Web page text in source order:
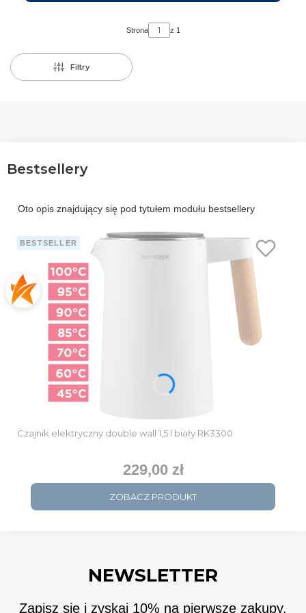
Strona z 1
Filtry
Bestsellery
Oto opis znajdujący się pod tytułem modułu bestsellery
BESTSELLER
Czajnik elektryczny double wall 1,5 l biały RK3300
Cena
229,00 zł
ZOBACZ PRODUKT
NEWSLETTER
Zapisz się i zyskaj 10% na pierwsze zakupy.